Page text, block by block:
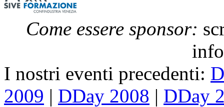
Come essere sponsor:
I nostri eventi precedenti:
2009 | DDay 2008 | DDay